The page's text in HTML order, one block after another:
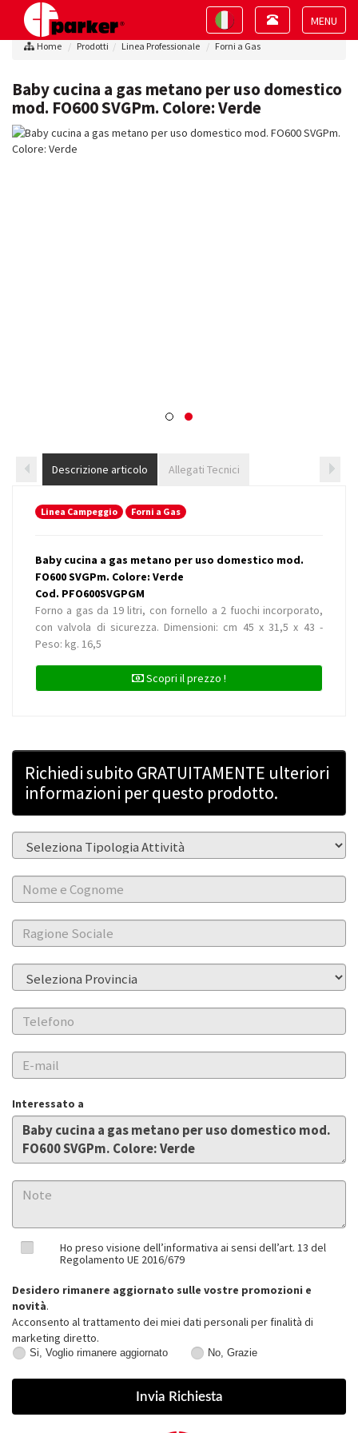
Toggle
Toggle
navigation
Toggle
navigation
Home Prodotti Linea Professionale Forni a Gas
Baby cucina a gas metano per uso domestico
mod. FO600 SVGPm. Colore: Verde
Descrizione articolo Allegati Tecnici
Linea Campeggio Forni a Gas
Baby cucina a gas metano per uso domestico mod.
FO600 SVGPm. Colore: Verde
Cod. PFO600SVGPGM
Forno a gas da 19 litri, con fornello a 2 fuochi incorporato,
con valvola di sicurezza. Dimensioni: cm 45 x 31,5 x 43 -
Peso: kg. 16,5
Scopri il prezzo !
Richiedi subito GRATUITAMENTE ulteriori
informazioni per questo prodotto.
Interessato a
Ho preso visione dell’informativa ai sensi dell’art. 13 del
Regolamento UE 2016/679
Desidero rimanere aggiornato sulle vostre promozioni e
novità.
Acconsento al trattamento dei miei dati personali per finalità di
marketing diretto.
Voglio
Si, Voglio rimanere aggiornato
Grazie
No, Grazie